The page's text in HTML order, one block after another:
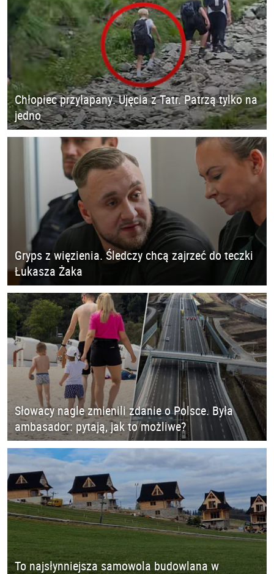
Chłopiec przyłapany. Ujęcia z Tatr. Patrzą tylko na
jedno
Gryps z więzienia. Śledczy chcą zajrzeć do teczki
Łukasza Żaka
Słowacy nagle zmienili zdanie o Polsce. Była
ambasador: pytają, jak to możliwe?
To najsłynniejsza samowola budowlana w